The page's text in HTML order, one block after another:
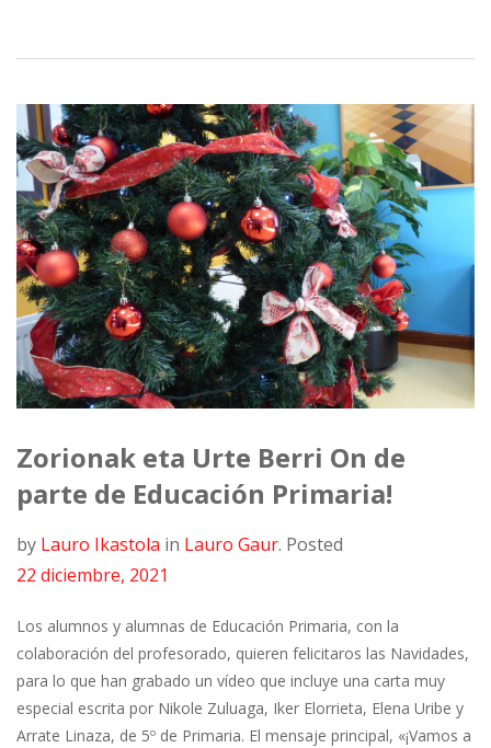
Zorionak eta Urte Berri On de
parte de Educación Primaria!
by Lauro Ikastola in Lauro Gaur. Posted
22 diciembre, 2021
Los alumnos y alumnas de Educación Primaria, con la
colaboración del profesorado, quieren felicitaros las Navidades,
para lo que han grabado un vídeo que incluye una carta muy
especial escrita por Nikole Zuluaga, Iker Elorrieta, Elena Uribe y
Arrate Linaza, de 5º de Primaria. El mensaje principal, «¡Vamos a